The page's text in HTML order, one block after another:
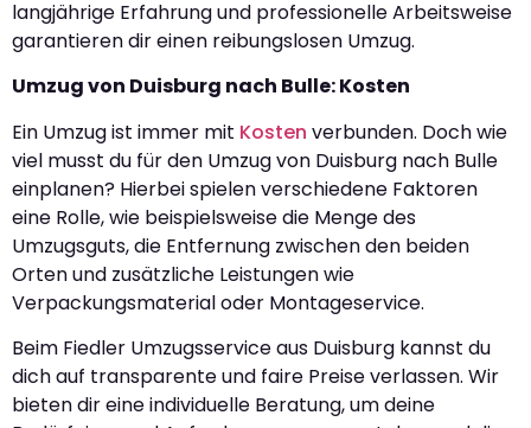
langjährige Erfahrung und professionelle Arbeitsweise
garantieren dir einen reibungslosen Umzug.
Umzug von Duisburg nach Bulle: Kosten
Ein Umzug ist immer mit Kosten verbunden. Doch wie
viel musst du für den Umzug von Duisburg nach Bulle
einplanen? Hierbei spielen verschiedene Faktoren
eine Rolle, wie beispielsweise die Menge des
Umzugsguts, die Entfernung zwischen den beiden
Orten und zusätzliche Leistungen wie
Verpackungsmaterial oder Montageservice.
Beim Fiedler Umzugsservice aus Duisburg kannst du
dich auf transparente und faire Preise verlassen. Wir
bieten dir eine individuelle Beratung, um deine